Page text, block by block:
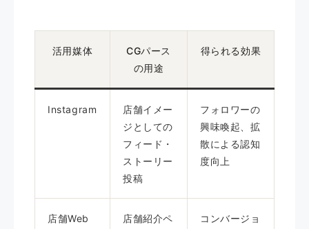
活用媒体
CGパース
の用途
得られる効果
Instagram
店舗イメー
ジとしての
フィード・
ストーリー
投稿
フォロワーの
興味喚起、拡
散による認知
度向上
店舗Web
店舗紹介ペ
コンバージョ